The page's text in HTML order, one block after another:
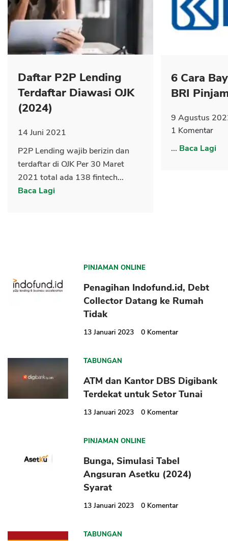
Daftar P2P Lending
Terdaftar Diawasi OJK
(2024)
14 Juni 2021
P2P Lending wajib berizin dan
terdaftar di OJK Per 30 Maret
2021 total ada 138 fintech...
Baca Lagi
6 Cara
BRI
9 Agustus
1 Komentar
... Baca Lagi
PINJAMAN ONLINE
Penagihan Indofund.id, Debt
Collector Datang ke Rumah
Tidak
13 Januari 2023 0 Komentar
TABUNGAN
ATM dan Kantor DBS Digibank
Terdekat untuk Setor Tunai
13 Januari 2023 0 Komentar
PINJAMAN ONLINE
Bunga, Simulasi Tabel
Angsuran Asetku (2024)
Syarat
13 Januari 2023 0 Komentar
TABUNGAN
OK
CANCEL